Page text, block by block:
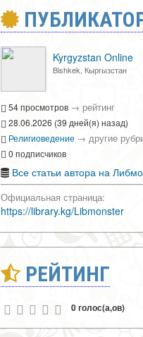
Kyrgyzstan Online
Bishkek, Кыргызстан
54 просмотров → рейтинг
28.06.2026 (39 дней(я) назад)
Религиоведение → другие
0 подписчиков
Все статьи автора на
Официальная страница:
https://library.kg/Libmonster
РЕЙТИНГ
0 голос(а,ов)